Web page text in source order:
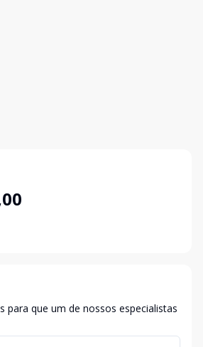
para que um de nossos especialistas